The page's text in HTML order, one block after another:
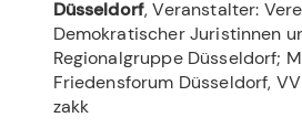
Düsseldorf, Veranstalter:
Demokratischer Juristinnen
Regionalgruppe Düsseldorf;
Friedensforum Düsseldorf,
zakk